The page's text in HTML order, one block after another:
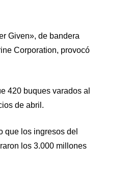
Given», de bandera
Corporation, provocó
420 buques varados al
de abril.
que los ingresos del
los 3.000 millones